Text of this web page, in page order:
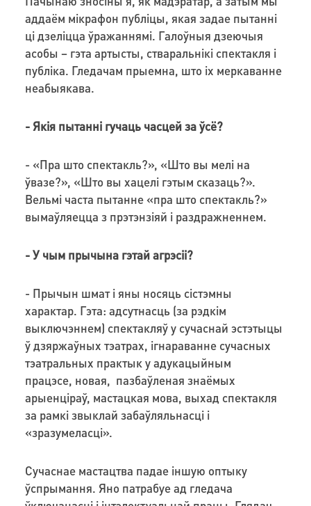
аддаём мікрафон публіцы, якая задае пытанні
ці дзеліцца ўражаннямі. Галоўныя дзеючыя
асобы – гэта артысты, стваральнікі спектакля і
публіка. Гледачам прыемна, што іх меркаванне
неабыякава.
- Якія пытанні гучаць часцей за ўсё?
- «Пра што спектакль?», «Што вы мелі на
ўвазе?», «Што вы хацелі гэтым сказаць?».
Вельмі часта пытанне «пра што спектакль?»
вымаўляецца з прэтэнзіяй і раздражненнем.
- У чым прычына гэтай агрэсіі?
- Прычын шмат і яны носяць сістэмны
характар. Гэта: адсутнасць (за рэдкім
выключэннем) спектакляў у сучаснай эстэтыцы
ў дзяржаўных тэатрах, ігнараванне сучасных
тэатральных практык у адукацыйным
працэсе, новая, пазбаўленая знаёмых
арыенціраў, мастацкая мова, выхад спектакля
за рамкі звыклай забаўляльнасці і
«зразумеласці».
Сучаснае мастацтва падае іншую оптыку
ўспрымання. Яно патрабуе ад гледача